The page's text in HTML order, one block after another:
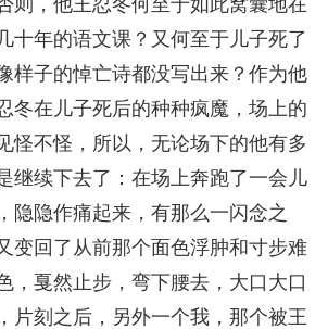
十年的语文课？又何至于儿子死了
样子的悼亡诗都没写出来？作为他
冬在儿子死后的种种疯魔，场上的
怪不怪，所以，无论场下的他有多
继续下去了：在场上奔跑了一会儿
隐隐作痛起来，有那么一闪念之
变回了从前那个面色浮肿和寸步难
，戛然止步，弯下腰去，大口大口
片刻之后，另外一个我，那个被王